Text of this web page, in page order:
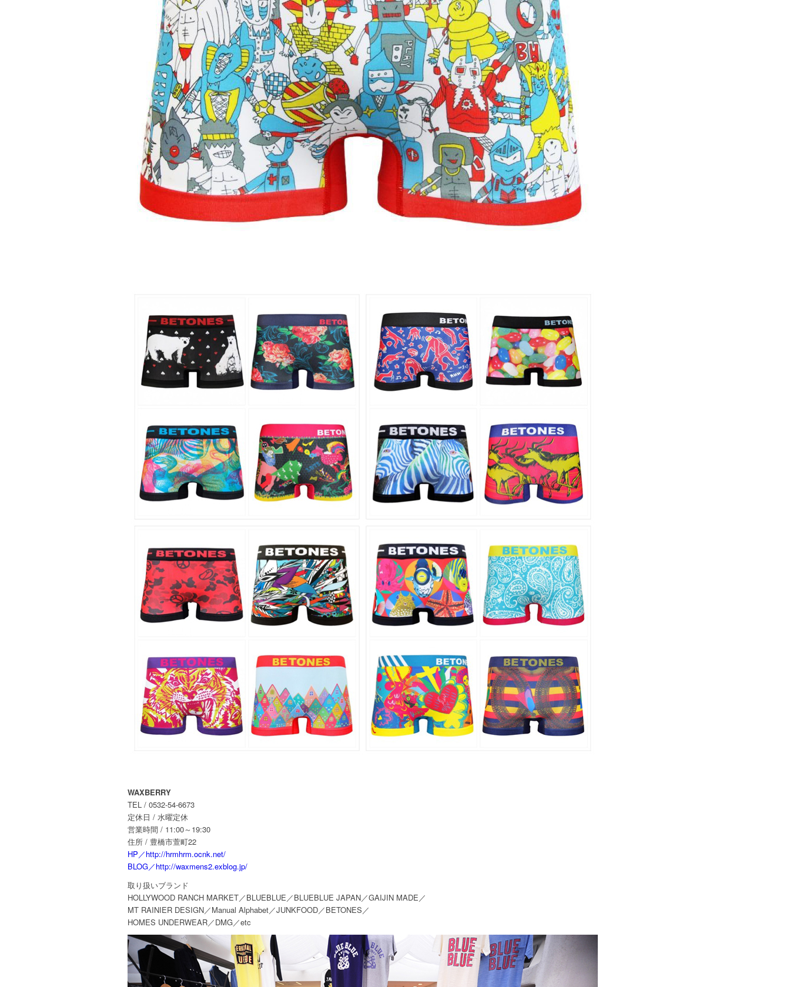
WAXBERRY
TEL / 0532-54-6673
定休日 / 水曜定休
営業時間 / 11:00～19:30
住所 / 豊橋市萱町22
HP／http://hrmhrm.ocnk.net/
BLOG／http://waxmens2.exblog.jp/
取り扱いブランド
HOLLYWOOD RANCH MARKET／BLUEBLUE／BLUEBLUE JAPAN／GAIJIN MADE／
MT RAINIER DESIGN／Manual Alphabet／JUNKFOOD／BETONES／
HOMES UNDERWEAR／DMG／etc